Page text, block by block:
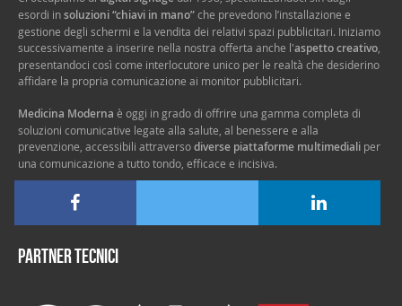
esordi insoluzioni “chiavi in mano”che prevedono l’installazione e
gestione degli schermi e la vendita dei relativi spazi pubblicitari. Iniziamo
successivamente a inserire nella nostra offerta anche l'aspetto creativo
presentandoci così come interlocutore unico per le realtà che desiderino
affidare la propria comunicazione ai monitor pubblicitari.
Medicina Moderna è oggi in grado di offrire una gamma completa di
soluzioni comunicative legate alla salute, al benessere e alla
prevenzione, accessibili attraversodiverse piattaforme multimediali per
una comunicazione a tutto tondo, efficace e incisiva.
Partner tecnici